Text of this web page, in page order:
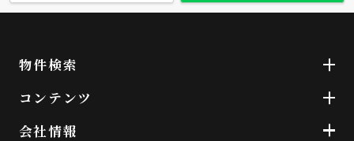
物件検索
コンテンツ
会社情報